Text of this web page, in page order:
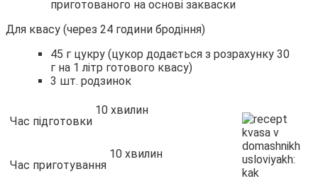
приготованого на основі закваски
Для квасу (через 24 години бродіння)
45 г цукру (цукор додається з розрахунку 30
г на 1 літр готового квасу)
3 шт. родзинок
Час підготовки
10 хвилин
Час приготування
10 хвилин